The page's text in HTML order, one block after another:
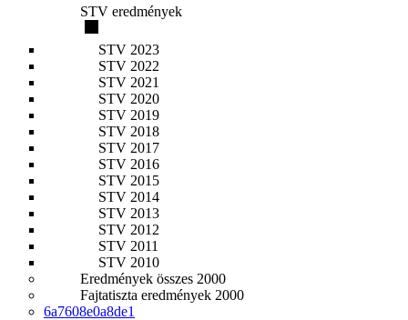
STV eredmények
STV 2023
STV 2022
STV 2021
STV 2020
STV 2019
STV 2018
STV 2017
STV 2016
STV 2015
STV 2014
STV 2013
STV 2012
STV 2011
STV 2010
Eredmények összes 2000
Fajtatiszta eredmények 2000
6a7608e0a8de1